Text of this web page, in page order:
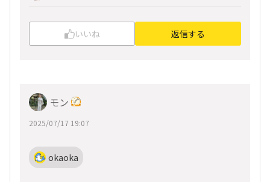
いいね 返信する
モン
2025/07/17 19:07
okaoka